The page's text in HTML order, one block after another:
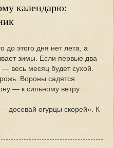
календарю:
до этого дня нет лета, а
зимы. Если первые два
весь месяц будет сухой.
Вороны садятся
— к сильному ветру.
досевай огурцы скорей». К